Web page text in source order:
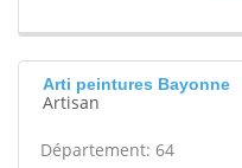
Arti peintures Bayonne
Artisan
Département: 64